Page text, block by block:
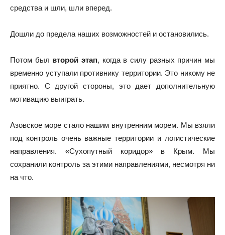
средства и шли, шли вперед.
Дошли до предела наших возможностей и остановились.
Потом был второй этап, когда в силу разных причин мы
временно уступали противнику территории. Это никому не
приятно. С другой стороны, это дает дополнительную
мотивацию выиграть.
Азовское море стало нашим внутренним морем. Мы взяли
под контроль очень важные территории и логистические
направления. «Сухопутный коридор» в Крым. Мы
сохранили контроль за этими направлениями, несмотря ни
на что.